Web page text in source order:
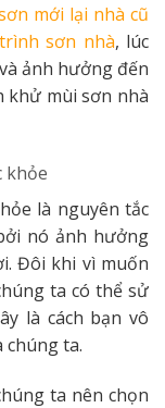
mới lại nhà cũ
sơn nhà, lúc
ảnh hưởng đến
khử mùi sơn nhà
khỏe
là nguyên tắc
nó ảnh hưởng
Đôi khi vì muốn
ta có thể sử
là cách bạn vô
chúng ta.
ta nên chọn